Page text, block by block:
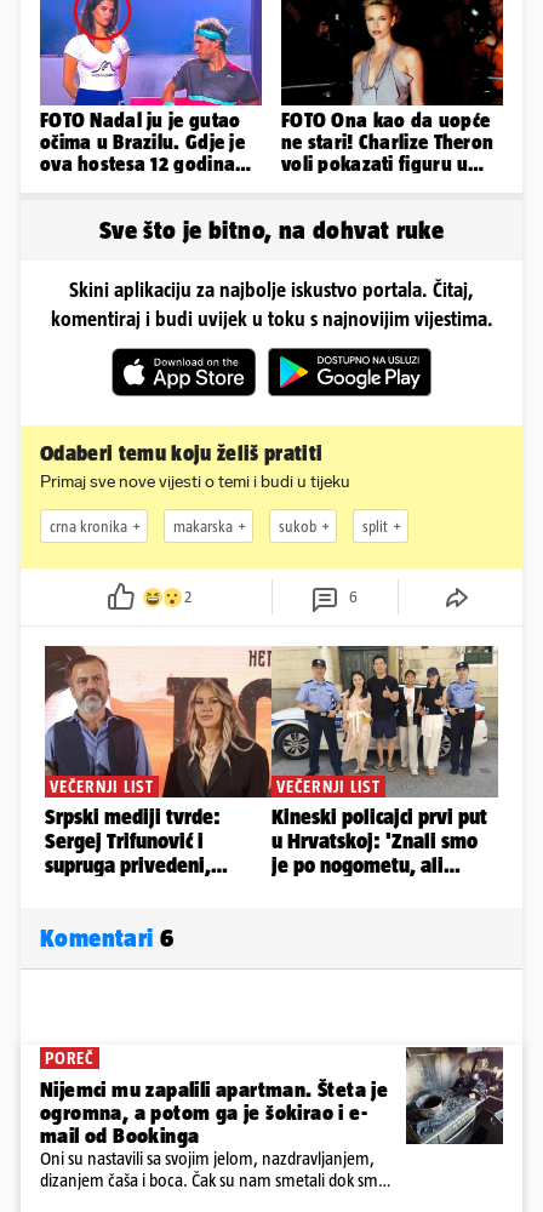
FOTO Nadal ju je gutao
očima u Brazilu. Gdje je
ova hostesa 12 godina
FOTO Ona kao da uopće
ne stari! Charlize Theron
voli pokazati figuru u
Sve što je bitno, na dohvat ruke
Skini aplikaciju za najbolje iskustvo portala. Čitaj,
komentiraj i budi uvijek u toku s najnovijim vijestima.
Odaberi temu koju želiš pratiti
Primaj sve nove vijesti o temi i budi u tijeku
crna kronika makarska sukob split
2 6
Komentari 6
POREČ
Nijemci mu zapalili apartman. Šteta je
ogromna, a potom ga je šokirao i e-
mail od Bookinga
Oni su nastavili sa svojim jelom, nazdravljanjem,
dizanjem čaša i boca. Čak su nam smetali dok smo